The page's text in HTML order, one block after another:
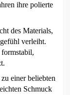
ihre polierte
des Materials,
verleiht.
einer beliebten
Schmuck